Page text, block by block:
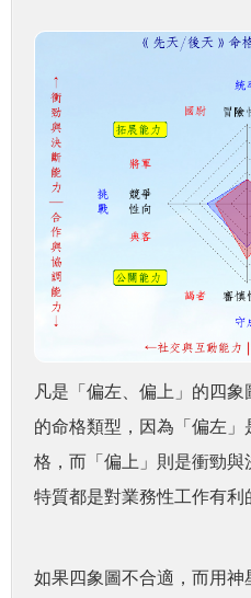
凡是「偏左、偏上」的四
的命格類型，因為「偏左
格，而「偏上」則是衝勁
特質都是對業務性工作有利
如果四象圖不合適，而用